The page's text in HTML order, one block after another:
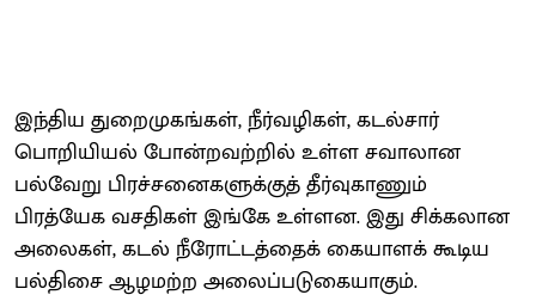
இந்திய துறைமுகங்கள், நீர்வழிகள், கடல்சார்
பொறியியல் போன்றவற்றில் உள்ள சவாலான
பல்வேறு பிரச்சனைகளுக்குத் தீர்வுகாணும்
பிரத்யேக வசதிகள் இங்கே உள்ளன. இது சிக்கலான
அலைகள், கடல் நீரோட்டத்தைக் கையாளக் கூடிய
பல்திசை ஆழமற்ற அலைப்படுகையாகும்.